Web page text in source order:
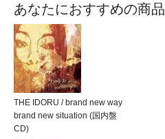
あなたにおすすめの商品
THE IDORU / brand new way
brand new situation (国内盤
CD)